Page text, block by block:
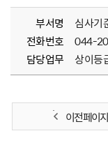
부서명
심사기
전화번호
044-
담당업무
상이등
이전 페이지